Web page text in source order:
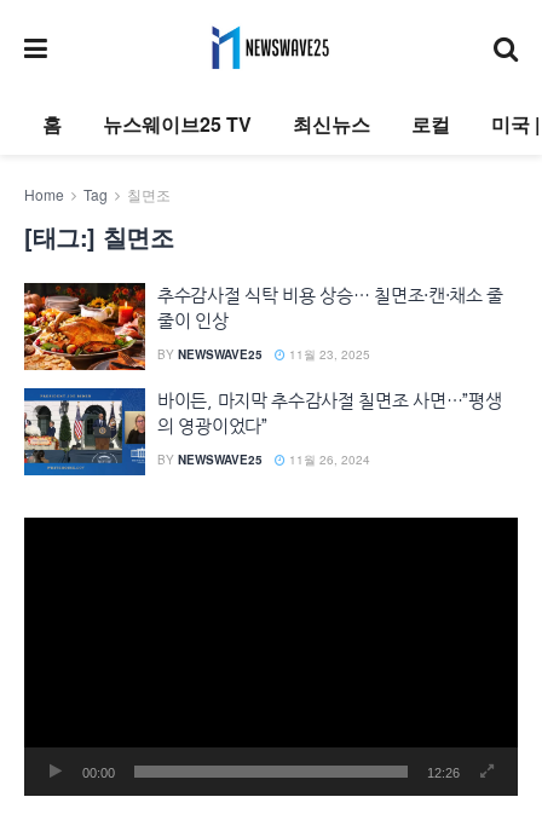
홈 뉴스웨이브25 TV 최신뉴스 로컬 미국
Home Tag 칠면조
[태그:] 칠면조
추수감사절 식탁 비용 상승… 칠면조·캔·채소 줄
줄이 인상
BY NEWSWAVE25 11월 23, 2025
바이든, 마지막 추수감사절 칠면조 사면…”평생
의 영광이었다”
BY NEWSWAVE25 11월 26, 2024
00:00 12:26